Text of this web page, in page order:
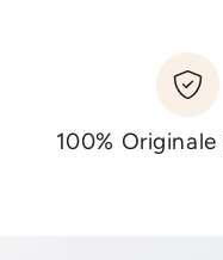
100%